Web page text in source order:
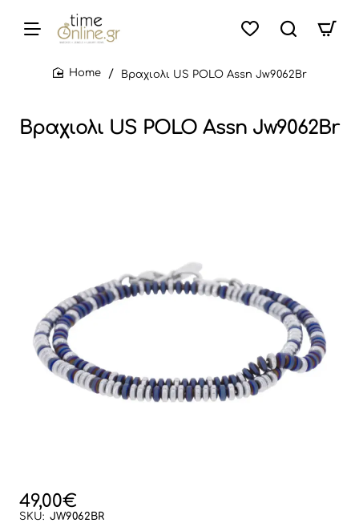
Βραχιολι US POLO Assn Jw9062Br
Βραχιολι US POLO Assn Jw9062Br
49,00€
SKU: JW9062BR